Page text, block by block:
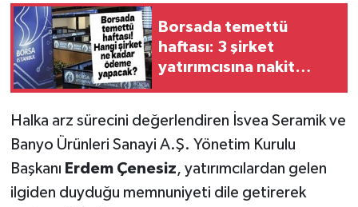
Borsada temettü
haftası: 3 şirket
yatırımcısına nakit
Halka arz sürecini değerlendiren İsvea Seramik ve
Banyo Ürünleri Sanayi A.Ş. Yönetim Kurulu
Başkanı Erdem Çenesiz, yatırımcılardan gelen
ilgiden duyduğu memnuniyeti dile getirerek